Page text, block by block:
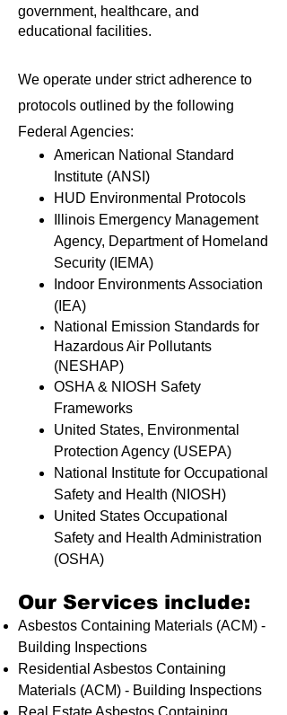
government, healthcare, and
educational facilities.
We operate under strict adherence to
protocols outlined by the following
Federal Agencies:
American National Standard
Institute (ANSI)
HUD Environmental Protocols
Illinois Emergency Management
Agency, Department of Homeland
Security (IEMA)
Indoor Environments Association
(IEA)
National Emission Standards for
Hazardous Air Pollutants
(NESHAP)
OSHA & NIOSH Safety
Frameworks
United States, Environmental
Protection Agency (USEPA)
National Institute for Occupational
Safety and Health (NIOSH)
United States Occupational
Safety and Health Administration
(OSHA)
Our Services include:
Asbestos Containing Materials (ACM) -
Building Inspections
Residential ​Asbestos Containing
Materials (ACM) - Building Inspections
Real Estate Asbestos Containing